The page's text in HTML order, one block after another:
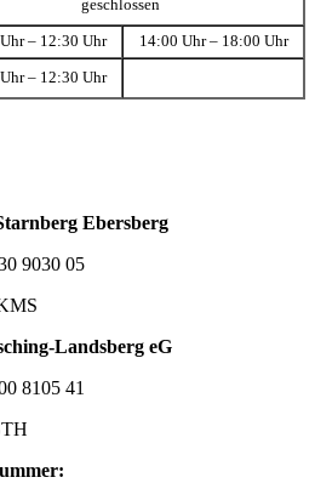
geschlossen
– 12:30 Uhr 14:00 Uhr – 18:00 Uhr
– 12:30 Uhr
Ebersberg
9030 05
Landsberg eG
8105 41